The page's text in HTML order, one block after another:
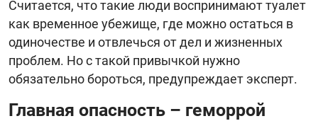
Считается, что такие люди воспринимают туалет
как временное убежище, где можно остаться в
одиночестве и отвлечься от дел и жизненных
проблем. Но с такой привычкой нужно
обязательно бороться, предупреждает эксперт.
Главная опасность – геморрой